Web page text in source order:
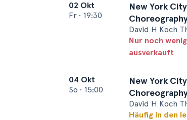
02 Okt
Fr • 19:30
New York
David H Koch
Nur noch
ausverkauft
04 Okt
So • 15:00
New York
David H Koch
Häufig in den